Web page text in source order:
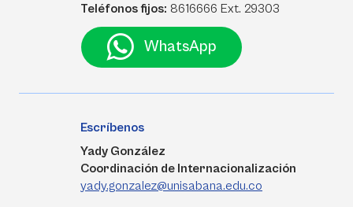
Teléfonos fijos: 8616666 Ext. 29303
WhatsApp
Escríbenos
Yady González
Coordinación de Internacionalización
yady.gonzalez@unisabana.edu.co